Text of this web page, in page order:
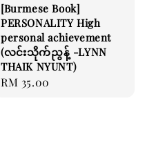
[Burmese Book]
PERSONALITY High
personal achievement
(လင်းသိုက်ညွန့် -LYNN
THAIK NYUNT)
Regular
RM 35.00